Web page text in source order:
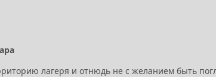
лагеря и отнюдь не с желанием быть